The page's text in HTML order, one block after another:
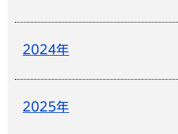
2024年
2025年